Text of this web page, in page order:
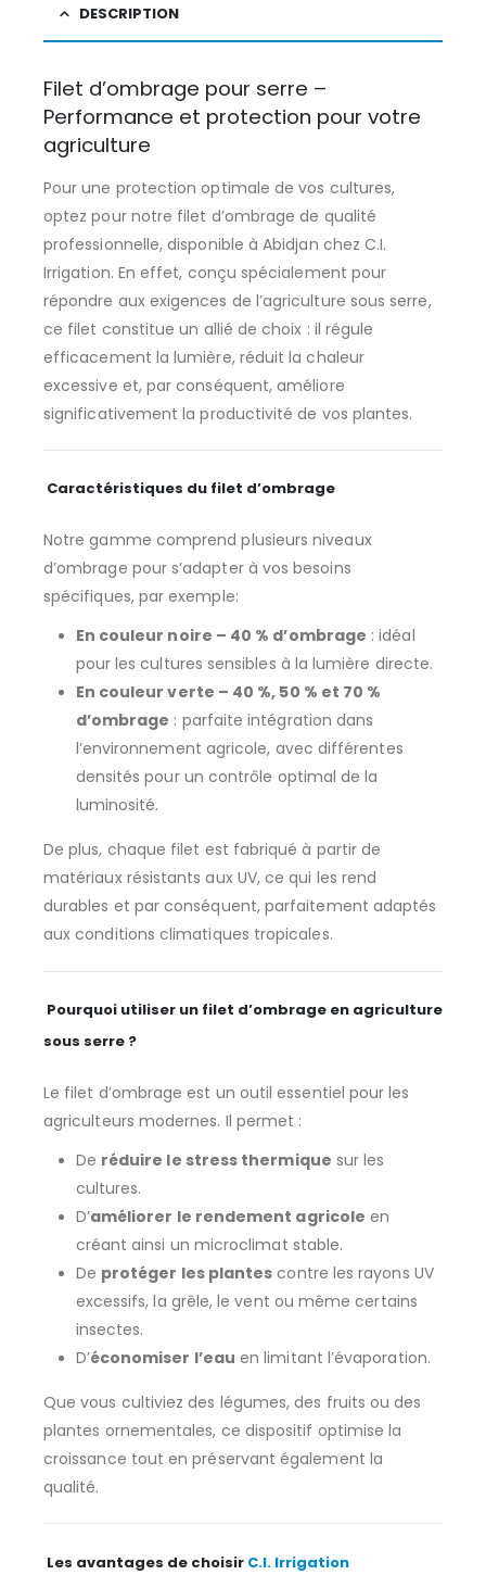
DESCRIPTION
Filet d’ombrage pour serre –
Performance et protection pour votre
agriculture
Pour une protection optimale de vos cultures,
optez pour notre filet d’ombrage de qualité
professionnelle, disponible à Abidjan chez C.I.
Irrigation. En effet, conçu spécialement pour
répondre aux exigences de l’agriculture sous serre,
ce filet constitue un allié de choix : il régule
efficacement la lumière, réduit la chaleur
excessive et, par conséquent, améliore
significativement la productivité de vos plantes.
Caractéristiques du filet d’ombrage
Notre gamme comprend plusieurs niveaux
d’ombrage pour s’adapter à vos besoins
spécifiques, par exemple:
En couleur noire – 40 % d’ombrage : idéal
pour les cultures sensibles à la lumière directe.
En couleur verte – 40 %, 50 % et 70 %
d’ombrage : parfaite intégration dans
l’environnement agricole, avec différentes
densités pour un contrôle optimal de la
luminosité.
De plus, chaque filet est fabriqué à partir de
matériaux résistants aux UV, ce qui les rend
durables et par conséquent, parfaitement adaptés
aux conditions climatiques tropicales.
Pourquoi utiliser un filet d’ombrage en agriculture
sous serre ?
Le filet d’ombrage est un outil essentiel pour les
agriculteurs modernes. Il permet :
De réduire le stress thermique sur les
cultures.
D’améliorer le rendement agricole en
créant ainsi un microclimat stable.
De protéger les plantes contre les rayons UV
excessifs, la grêle, le vent ou même certains
insectes.
D’économiser l’eau en limitant l’évaporation.
Que vous cultiviez des légumes, des fruits ou des
plantes ornementales, ce dispositif optimise la
croissance tout en préservant également la
qualité.
Les avantages de choisir C.I. Irrigation